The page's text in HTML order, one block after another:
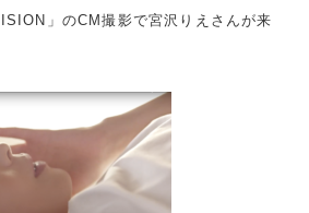
」のCM撮影で宮沢りえさんが来